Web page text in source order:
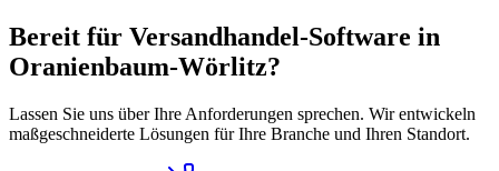
Bereit für Versandhandel-Software in
Oranienbaum-Wörlitz?
Lassen Sie uns über Ihre Anforderungen sprechen. Wir entwickeln
maßgeschneiderte Lösungen für Ihre Branche und Ihren Standort.